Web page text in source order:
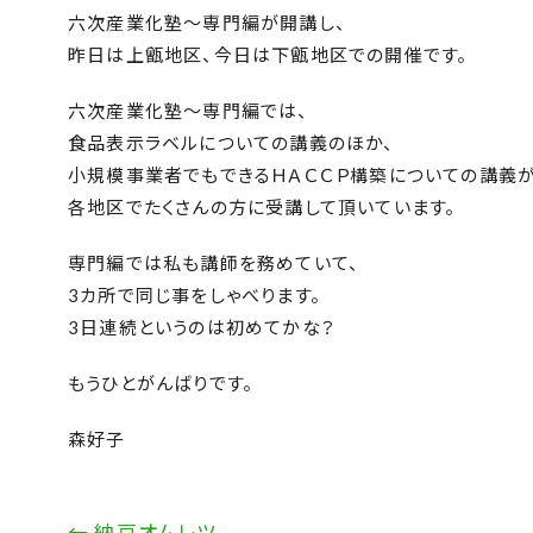
六次産業化塾～専門編が開講し、
昨日は上甑地区、今日は下甑地区での開催です。
六次産業化塾～専門編では、
食品表示ラベルについての講義のほか、
小規模事業者でもできるＨＡＣＣＰ構築についての講義が
各地区でたくさんの方に受講して頂いています。
専門編では私も講師を務めていて、
3カ所で同じ事をしゃべります。
3日連続というのは初めてかな？
もうひとがんばりです。
森好子